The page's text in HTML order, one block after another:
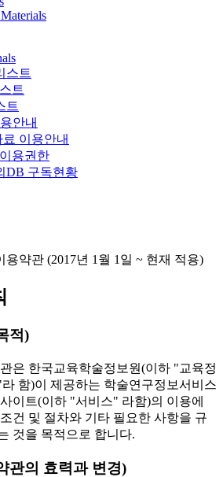
스트
트
트
안내
이용안내
용권한
DB 구독현황
약관 (2017년 1월 1일 ~ 현재 적용)
적)
은 한국교육학술정보원(이하 "교육정
라 함)이 제공하는 학술연구정보서비스
이트(이하 "서비스" 라함)의 이용에
건 및 절차와 기타 필요한 사항을 규
것을 목적으로 합니다.
관의 효력과 변경)